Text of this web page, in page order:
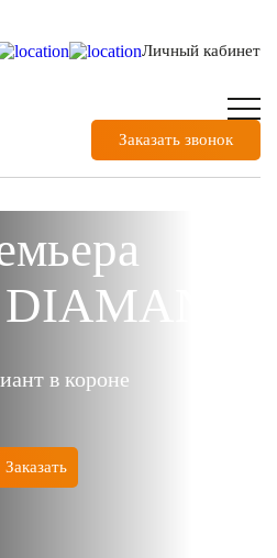
Личный кабинет
Заказать звонок
в короне
Заказать